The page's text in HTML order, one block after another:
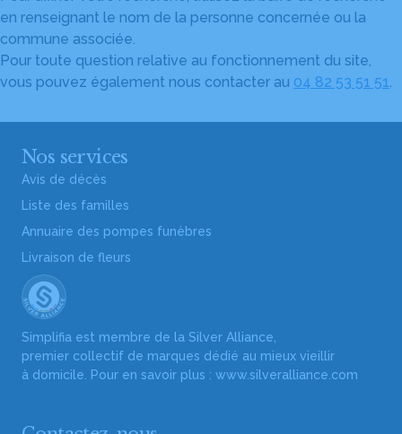
en renseignant le nom de la personne concernée ou la
commune associée.
Pour toute question relative au fonctionnement du site,
vous pouvez également nous contacter au 04 82 53 51 51.
Nos services
Avis de décès
Liste des familles
Annuaire des pompes funèbres
Livraison de fleurs
Simplifia est membre de la Silver Alliance,
premier collectif de marques dédié au mieux vieillir
à domicile. Pour en savoir plus : www.silveralliance.com